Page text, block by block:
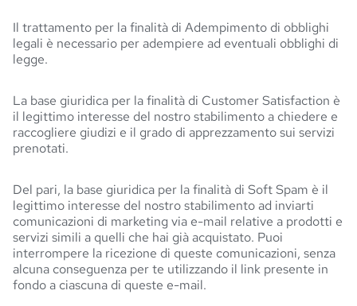
Il trattamento per la finalità di Adempimento di obblighi
legali è necessario per adempiere ad eventuali obblighi di
legge.
La base giuridica per la finalità di Customer Satisfaction è
il legittimo interesse del nostro stabilimento a chiedere e
raccogliere giudizi e il grado di apprezzamento sui servizi
prenotati.
Del pari, la base giuridica per la finalità di Soft Spam è il
legittimo interesse del nostro stabilimento ad inviarti
comunicazioni di marketing via e-mail relative a prodotti e
servizi simili a quelli che hai già acquistato. Puoi
interrompere la ricezione di queste comunicazioni, senza
alcuna conseguenza per te utilizzando il link presente in
fondo a ciascuna di queste e-mail.